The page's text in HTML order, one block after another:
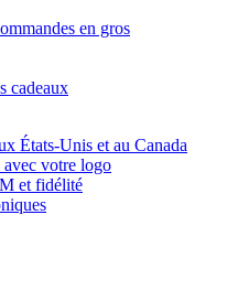
en gros
cadeaux
États-Unis et au Canada
votre logo
et fidélité